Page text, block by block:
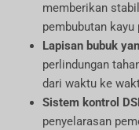
memberikan
pembubutan
Lapisan bubuk
perlindungan
dari waktu ke
Sistem kontrol
penyelarasan